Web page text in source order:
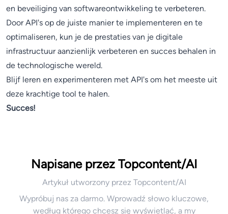
en beveiliging van softwareontwikkeling te verbeteren.
Door API's op de juiste manier te implementeren en te
optimaliseren, kun je de prestaties van je digitale
infrastructuur aanzienlijk verbeteren en succes behalen in
de technologische wereld.
Blijf leren en experimenteren met API's om het meeste uit
deze krachtige tool te halen.
Succes!
Napisane przez Topcontent/AI
Artykuł utworzony przez Topcontent/AI
Wypróbuj nas za darmo. Wprowadź słowo kluczowe,
według którego chcesz się wyświetlać, a my